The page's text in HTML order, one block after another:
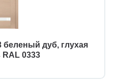
дуб, глухая
0333